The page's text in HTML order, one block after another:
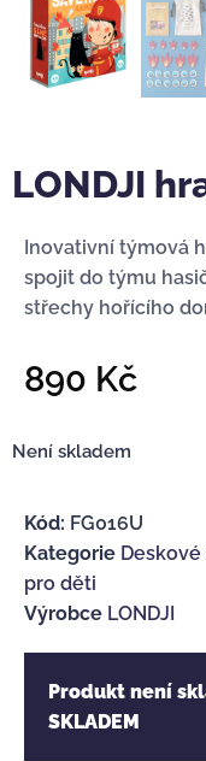
LONDJI
Inovativní týmová
spojit do týmu
střechy hořícího
890 Kč
Není skladem
Kód: FG016U
Kategorie
pro děti
Výrobce LONDJI
Produkt není
SKLADEM